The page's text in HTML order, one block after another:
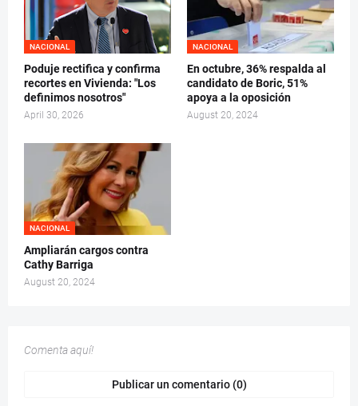
NACIONAL
Poduje rectifica y confirma
recortes en Vivienda: "Los
definimos nosotros"
April 30, 2026
NACIONAL
En octubre, 36% respalda al
candidato de Boric, 51%
apoya a la oposición
August 20, 2024
NACIONAL
Ampliarán cargos contra
Cathy Barriga
August 20, 2024
Comenta aquí!
Publicar un comentario (0)